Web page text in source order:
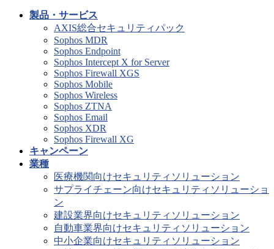
製品・サービス
AXIS総合セキュリティパック
Sophos MDR
Sophos Endpoint
Sophos Intercept X for Server
Sophos Firewall XGS
Sophos Mobile
Sophos Wireless
Sophos ZTNA
Sophos Email
Sophos XDR
Sophos Firewall XG
キャンペーン
業種
医療機関向けセキュリティソリューション
サプライチェーン向けセキュリティソリューショ
ン
建設業界向けセキュリティソリューション
自動車業界向けセキュリティソリューション
中小企業向けセキュリティソリューション